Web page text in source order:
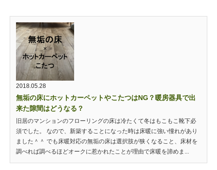
2018.05.28
無垢の床にホットカーペットやこたつはNG？暖房器具で出
来た隙間はどうなる？
旧居のマンションのフローリングの床は冷たくて冬はもこもこ靴下必
須でした。 なので、新築することになった時は床暖に強い憧れがあり
ました＾＾ でも床暖対応の無垢の床は選択肢が狭くなること、床材を
調べれば調べるほどオークに惹かれたことが理由で床暖を諦めま...